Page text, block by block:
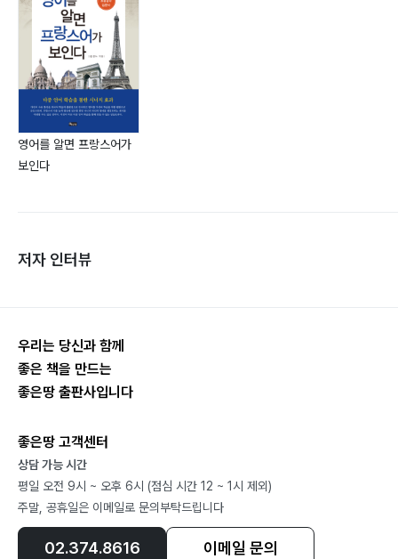
영어를 알면 프랑스어가
보인다
저자 인터뷰
우리는 당신과 함께
좋은 책을 만드는
좋은땅 출판사입니다
좋은땅 고객센터
상담 가능 시간
평일 오전 9시 ~ 오후 6시 (점심 시간 12 ~ 1시 제외)
주말, 공휴일은 이메일로 문의부탁드립니다
02.374.8616 이메일 문의